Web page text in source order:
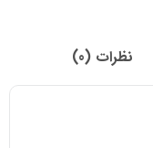
نظرات (0)